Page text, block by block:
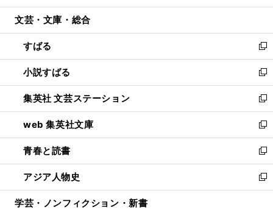
開
ウ
開
く
ン
ウ
で
開
く
ウ
ン
ド
ウ
で
開
く
文芸・文庫・総合
すばる
新
し
い
ウ
ィ
ン
ド
ウ
で
開
く
小説すばる
新
し
い
ウ
ィ
ン
ド
ウ
で
開
集英社 文芸ステーション
新
し
い
ウ
ィ
ン
ド
ウ
web 集英社文庫
新
し
い
ウ
ィ
ン
青春と読書
新
し
い
ウ
アジア人物史
新
し
学芸・ノンフィクション・新書